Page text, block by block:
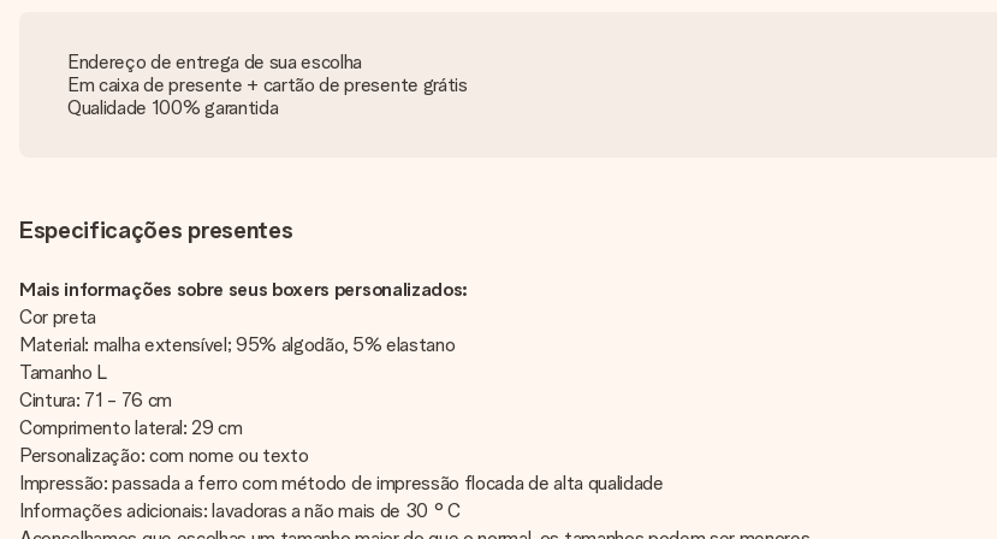
Endereço de entrega de sua escolha
Em caixa de presente + cartão de presente grátis
Qualidade 100% garantida
Especificações presentes
Mais informações sobre seus boxers personalizados:
Cor preta
Material: malha extensível; 95% algodão, 5% elastano
Tamanho L
Cintura: 71 - 76 cm
Comprimento lateral: 29 cm
Personalização: com nome ou texto
Impressão: passada a ferro com método de impressão flocada de alta qualidade
Informações adicionais: lavadoras a não mais de 30 ° C